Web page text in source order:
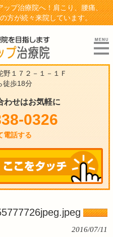
プ治療院へ！肩こり、腰痛、
方が続々来院しています。
１７２－１－１Ｆ
徒歩18分
わせはお気軽に
0326
電話する
2016/07/11